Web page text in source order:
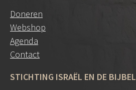
Doneren
Webshop
Agenda
Contact
STICHTING ISRAËL EN DE BIJBEL